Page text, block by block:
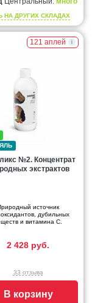
НА ДРУГИХ СКЛАДАХ
121 аплей
№2. Концентрат
экстрактов
источник
дубильных
и витамина С.
2 428 руб.
33 отзыва
В корзину